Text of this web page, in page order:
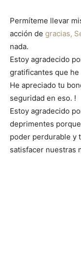
Permíteme llevar
acción de gracias,
nada.
Estoy agradecido
gratificantes que he
He apreciado tu
seguridad en eso. !
Estoy agradecido
deprimentes
poder perdurable y
satisfacer nuestras